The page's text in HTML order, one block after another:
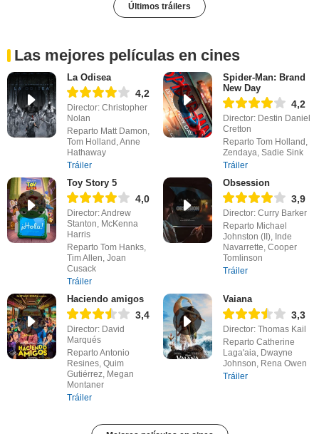
Últimos tráilers
Las mejores películas en cines
La Odisea
4,2
Director: Christopher
Nolan
Reparto Matt Damon,
Tom Holland, Anne
Hathaway
Tráiler
Spider-Man: Brand
New Day
4,2
Director: Destin Daniel
Cretton
Reparto Tom Holland,
Zendaya, Sadie Sink
Tráiler
Toy Story 5
4,0
Director: Andrew
Stanton, McKenna
Harris
Reparto Tom Hanks,
Tim Allen, Joan
Cusack
Tráiler
Obsession
3,9
Director: Curry Barker
Reparto Michael
Johnston (II), Inde
Navarrette, Cooper
Tomlinson
Tráiler
Haciendo amigos
3,4
Director: David
Marqués
Reparto Antonio
Resines, Quim
Gutiérrez, Megan
Montaner
Tráiler
Vaiana
3,3
Director: Thomas Kail
Reparto Catherine
Laga'aia, Dwayne
Johnson, Rena Owen
Tráiler